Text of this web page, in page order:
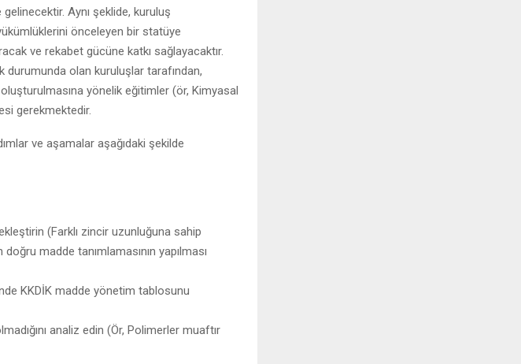
Aynı şeklide, kuruluş
önceleyen bir statüye
ve rekabet gücüne katkı sağlayacaktır.
durumunda olan kuruluşlar tarafından,
yönelik eğitimler (ör, Kimyasal
gerekmektedir.
ve aşamalar aşağıdaki şekilde
(Farklı zincir uzunluğuna sahip
madde tanımlamasının yapılması
KKDİK madde yönetim tablosunu
analiz edin (Ör, Polimerler muaftır